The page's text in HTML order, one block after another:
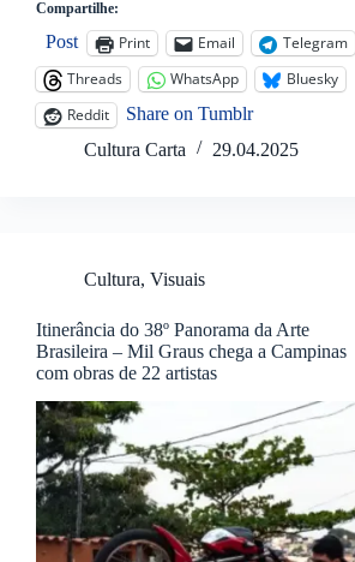
Compartilhe:
Post Print Email
Telegram
Threads
WhatsApp
Bluesky
Reddit
Share on Tumblr
Cultura Carta
29.04.2025
Cultura, Visuais
Itinerância do 38º Panorama da Arte
Brasileira – Mil Graus chega a Campinas
com obras de 22 artistas